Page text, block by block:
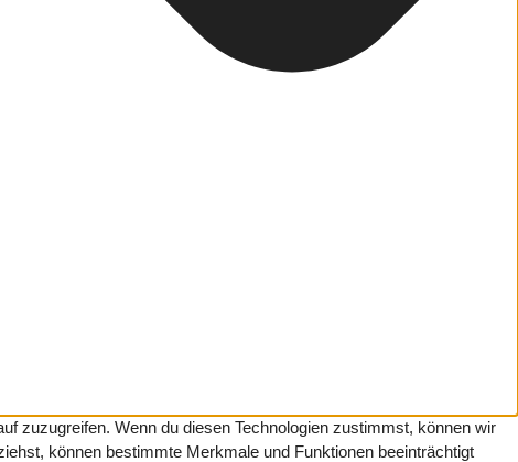
zuzugreifen. Wenn du diesen Technologien zustimmst, können wir
können bestimmte Merkmale und Funktionen beeinträchtigt